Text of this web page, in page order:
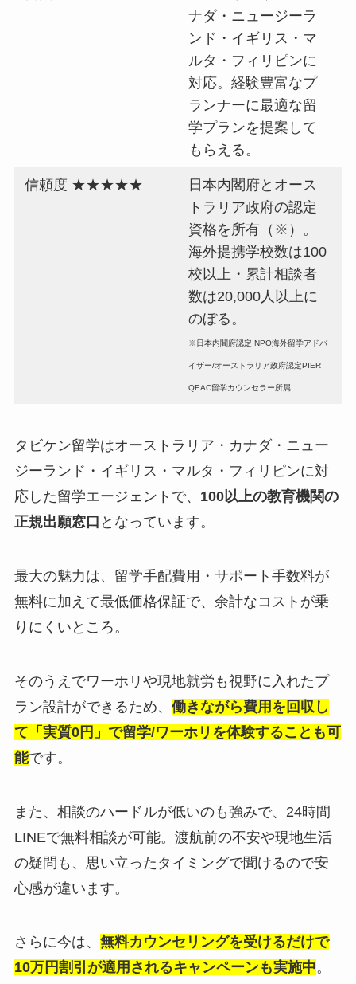
ナダ・ニュージーラ
ンド・イギリス・マ
ルタ・フィリピンに
対応。経験豊富なプ
ランナーに最適な留
学プランを提案して
もらえる。
信頼度 ★★★★★
日本内閣府とオース
トラリア政府の認定
資格を所有（※）。
海外提携学校数は100
校以上・累計相談者
数は20,000人以上に
のぼる。
※日本内閣府認定 NPO海外留学アドバ
イザー/オーストラリア政府認定PIER
QEAC留学カウンセラー所属
タビケン留学はオーストラリア・カナダ・ニュー
ジーランド・イギリス・マルタ・フィリピンに対
応した留学エージェントで、 100以上の教育機関の
正規出願窓口 となっています。
最大の魅力は、留学手配費用・サポート手数料が
無料に加えて最低価格保証で、余計なコストが乗
りにくいところ。
そのうえでワーホリや現地就労も視野に入れたプ
ラン設計ができるため、 働きながら費用を回収し
て「実質0円」で留学/ワーホリを体験することも可
能です。
また、相談のハードルが低いのも強みで、24時間
LINEで無料相談が可能。渡航前の不安や現地生活
の疑問も、思い立ったタイミングで聞けるので安
心感が違います。
さらに今は、 無料カウンセリングを受けるだけで
10万円割引が適用されるキャンペーンも実施中。